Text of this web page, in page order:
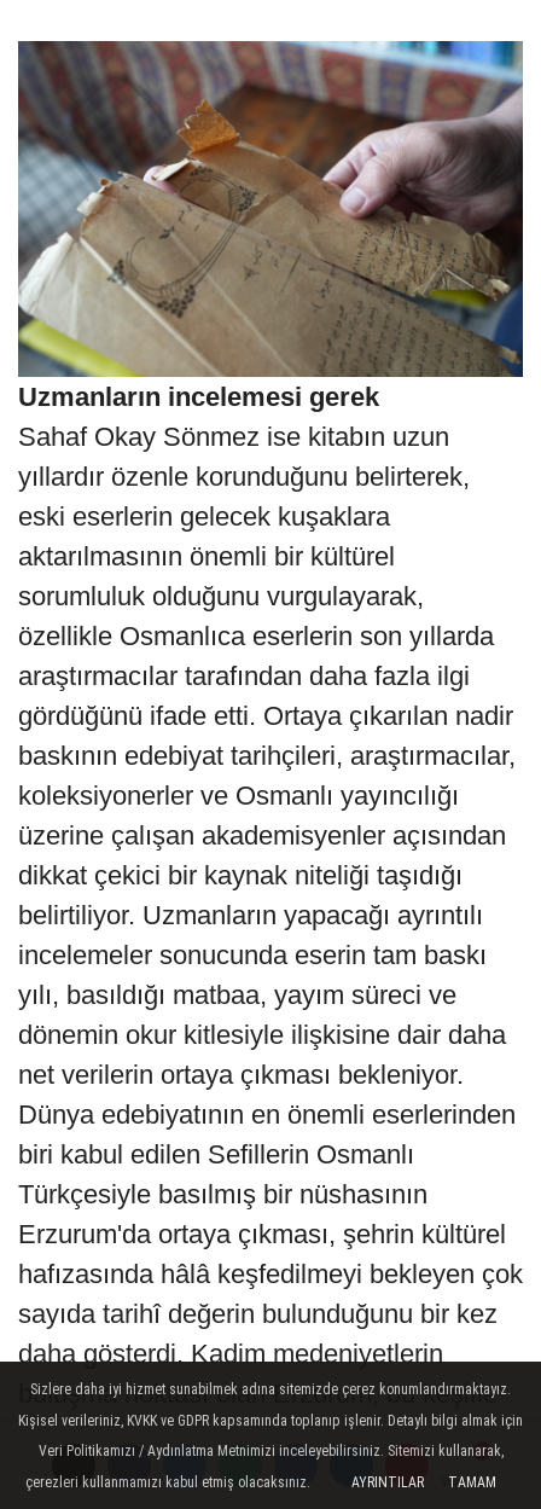
Yorumlar
Yorumlar
Uzmanların incelemesi gerek
Sahaf Okay Sönmez ise kitabın uzun
yıllardır özenle korunduğunu belirterek,
eski eserlerin gelecek kuşaklara
aktarılmasının önemli bir kültürel
sorumluluk olduğunu vurgulayarak,
özellikle Osmanlıca eserlerin son yıllarda
araştırmacılar tarafından daha fazla ilgi
gördüğünü ifade etti. Ortaya çıkarılan nadir
baskının edebiyat tarihçileri, araştırmacılar,
koleksiyonerler ve Osmanlı yayıncılığı
üzerine çalışan akademisyenler açısından
dikkat çekici bir kaynak niteliği taşıdığı
belirtiliyor. Uzmanların yapacağı ayrıntılı
incelemeler sonucunda eserin tam baskı
yılı, basıldığı matbaa, yayım süreci ve
dönemin okur kitlesiyle ilişkisine dair daha
net verilerin ortaya çıkması bekleniyor.
Dünya edebiyatının en önemli eserlerinden
biri kabul edilen Sefillerin Osmanlı
Türkçesiyle basılmış bir nüshasının
Erzurum'da ortaya çıkması, şehrin kültürel
hafızasında hâlâ keşfedilmeyi bekleyen çok
sayıda tarihî değerin bulunduğunu bir kez
daha gösterdi. Kadim medeniyetlerin
buluşma noktası olan Erzurum, bu keşifle
birlikte yalnızca tarihî değil, edebî mirasıyla
da yeniden gündeme taşınmış oldu.
Sizlere daha iyi hizmet sunabilmek adına sitemizde çerez konumlandırmaktayız.
Kişisel verileriniz, KVKK ve GDPR kapsamında toplanıp işlenir. Detaylı bilgi almak için
Veri Politikamızı / Aydınlatma Metnimizi inceleyebilirsiniz. Sitemizi kullanarak,
çerezleri kullanmamızı kabul etmiş olacaksınız.
AYRINTILAR TAMAM